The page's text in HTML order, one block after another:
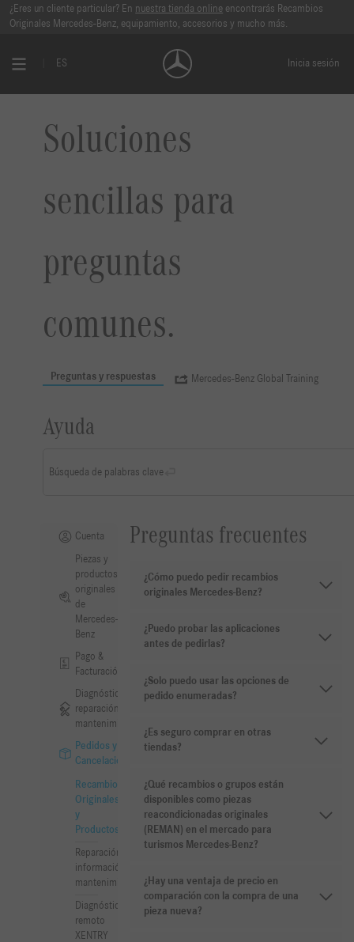
¿Eres un cliente particular? En nuestra tienda online encontrarás Recambios
Originales Mercedes-Benz, equipamiento, accesorios y mucho más.
ES Inicia sesión
Soluciones
sencillas para
preguntas
comunes.
Preguntas y respuestas Mercedes-Benz Global Training
Ayuda
Búsqueda de palabras clave
Cuenta
Piezas y
productos
originales
de
Mercedes-
Benz
Pago &
Facturación
Diagnóstico,
reparación y
mantenimiento
Pedidos y
Cancelaciones
Recambios
Originales
y
Productos
Reparación e
información de
mantenimiento
Diagnóstico
remoto
XENTRY
Preguntas frecuentes
¿Cómo puedo pedir recambios
originales Mercedes-Benz?
¿Puedo probar las aplicaciones
antes de pedirlas?
¿Solo puedo usar las opciones de
pedido enumeradas?
¿Es seguro comprar en otras
tiendas?
¿Qué recambios o grupos están
disponibles como piezas
reacondicionadas originales
(REMAN) en el mercado para
turismos Mercedes-Benz?
¿Hay una ventaja de precio en
comparación con la compra de una
pieza nueva?